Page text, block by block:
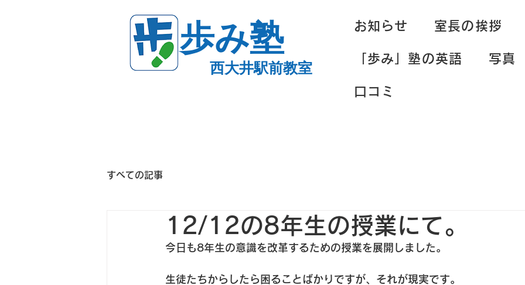
歩み塾
西大井駅前教室
お知らせ 室長の挨拶
「歩み」塾の英語 写真
口コミ
すべての記事
12/12の8年生の授業にて。
今日も8年生の意識を改革するための授業を展開しました。
生徒たちからしたら困ることばかりですが、それが現実です。